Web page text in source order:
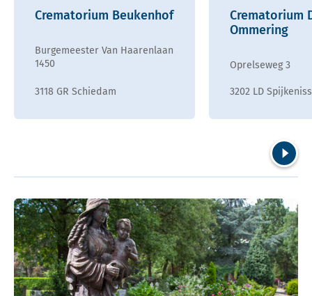
Crematorium Beukenhof
Burgemeester Van Haarenlaan
1450
3118 GR Schiedam
Crematorium
Ommering
Oprelseweg 3
3202 LD